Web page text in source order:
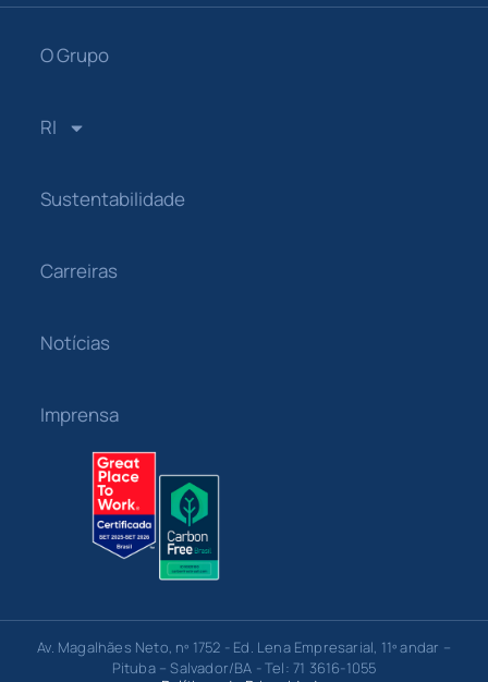
O Grupo
RI
Sustentabilidade
Carreiras
Notícias
Imprensa
Av. Magalhães Neto, nº 1752 - Ed. Lena Empresarial, 11º andar –
Pituba – Salvador/BA - Tel: 71 3616-1055